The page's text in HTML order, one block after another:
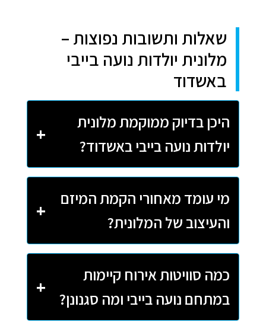
שאלות ותשובות נפוצות –
מלונית יולדות נועה בייבי
באשדוד
היכן בדיוק ממוקמת מלונית
יולדות נועה בייבי באשדוד?
מי עומד מאחורי הקמת המיזם
והעיצוב של המלונית?
כמה סוויטות אירוח קיימות
במתחם נועה בייבי ומה סגנונן?